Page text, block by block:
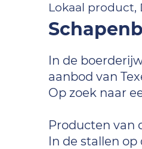
Lokaal product,
In de
aanbod van
Op zoek naar
Producten van
In de stallen